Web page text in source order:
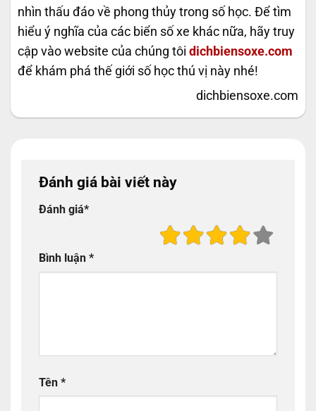
nhìn thấu đáo về phong thủy trong số học. Để tìm
hiểu ý nghĩa của các biển số xe khác nữa, hãy truy
cập vào website của chúng tôi dichbiensoxe.com
để khám phá thế giới số học thú vị này nhé!
dichbiensoxe.com
Đánh giá bài viết này
Đánh giá*
Bình luận *
Tên *